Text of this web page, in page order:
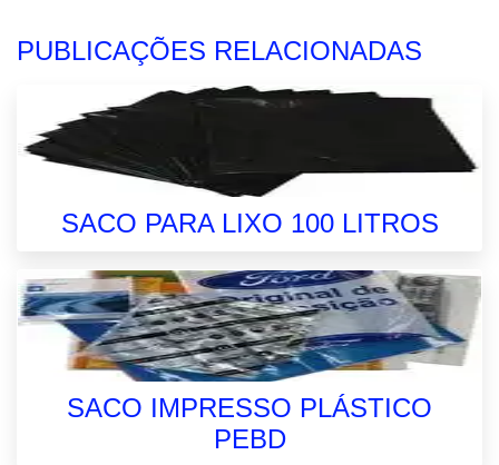
PUBLICAÇÕES RELACIONADAS
SACO PARA LIXO 100 LITROS
SACO IMPRESSO PLÁSTICO
PEBD